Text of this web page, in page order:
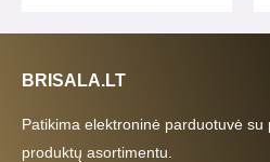
BRISALA.LT
Patikima elektroninė parduotuvė su
produktų asortimentu.